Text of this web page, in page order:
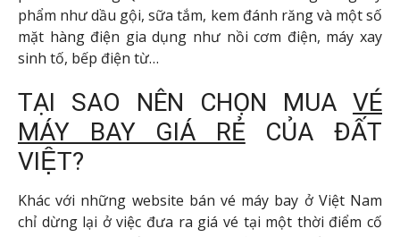
phẩm như dầu gội, sữa tắm, kem đánh răng và một số
mặt hàng điện gia dụng như nồi cơm điện, máy xay
sinh tố, bếp điện từ…
TẠI SAO NÊN CHỌN MUA VÉ
MÁY BAY GIÁ RẺ CỦA ĐẤT
VIỆT?
Khác với những website bán vé máy bay ở Việt Nam
chỉ dừng lại ở việc đưa ra giá vé tại một thời điểm cố